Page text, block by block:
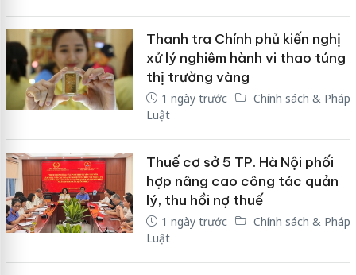
Thanh tra Chính phủ kiến nghị
xử lý nghiêm hành vi thao túng
thị trường vàng
1 ngày trước
Chính sách & Pháp
Luật
Thuế cơ sở 5 TP. Hà Nội phối
hợp nâng cao công tác quản
lý, thu hồi nợ thuế
1 ngày trước
Chính sách & Pháp
Luật